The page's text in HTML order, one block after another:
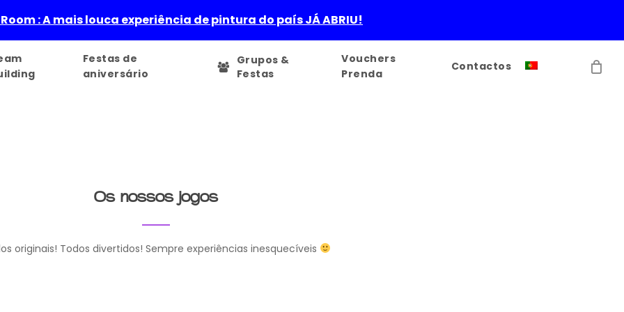
: A mais louca experiência de pintura do país JÁ ABRIU!
Festas de
aniversário
Grupos &
Festas
Vouchers
Prenda
Contactos
Os nossos jogos
originais! Todos divertidos! Sempre experiências inesquecíveis